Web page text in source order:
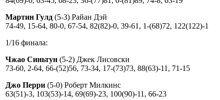
Мартин Гулд (5-3) Райан Дэй
74-49, 15-64, 80-0, 67-54, 82(82)-0, 39-61, 1-(68)72, 122(122)-1
1/16 финала:
Чжао Синьтун (5-2) Джек Лисовски
73-60, 2-64, 66-(52)56, 73-34, 17-(73)73, 88(63)-11, 71-15
Джо Перри (5-0) Роберт Милкинс
63(51)-3, 103(53)-14, 69(69)-23, 100(90)-11, 66-23